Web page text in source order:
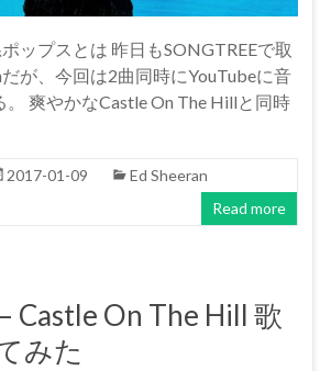
ップスとは 昨日もSONGTREEで取
だが、今回は2曲同時にYouTubeに音
爽やかなCastle On The Hillと同時
2017-01-09
Ed Sheeran
Read more
Castle On The Hill 歌
みた